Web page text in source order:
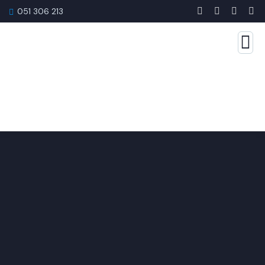
051 306 213